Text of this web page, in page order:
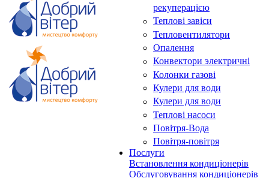
рекуперацією
Теплові завіси
Тепловентилятори
Опалення
Конвектори электричні
Колонки газові
Кулери для води
Кулери для води
Теплові насоси
Повітря-Вода
Повітря-повітря
Послуги
Встановлення кондиціонерів
Обслуговування кондиціонерів